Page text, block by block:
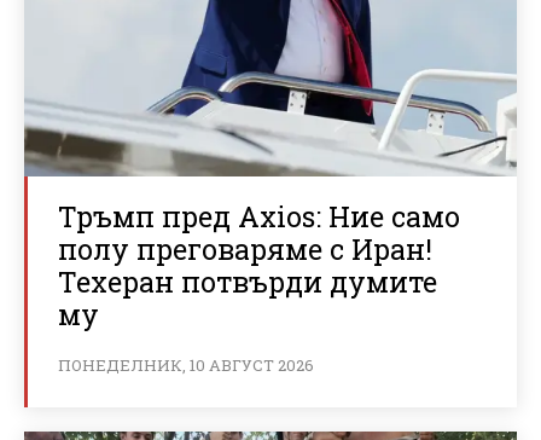
Тръмп пред Axios: Ние само
полу преговаряме с Иран!
Техеран потвърди думите
му
ПОНЕДЕЛНИК, 10 АВГУСТ 2026